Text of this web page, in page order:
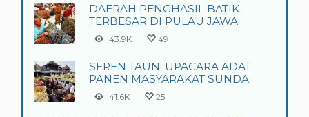
DAERAH PENGHASIL BATIK
TERBESAR DI PULAU JAWA
43.9K 49
SEREN TAUN: UPACARA ADAT
PANEN MASYARAKAT SUNDA
41.6K 25